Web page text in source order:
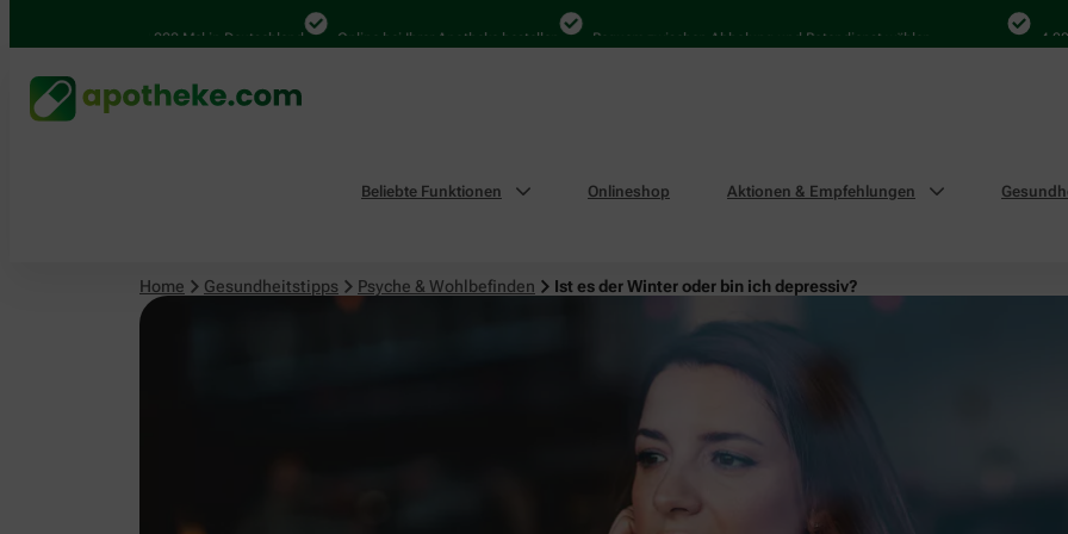
4.000 Mal in Deutschland Online bei Ihrer Apotheke bestellen Bequem zwischen Abholung und Botendienst wählen 4.000
Beliebte Funktionen Onlineshop Aktionen & Empfehlungen
Home Gesundheitstipps Psyche & Wohlbefinden Ist es der Winter oder bin ich depressiv?
Psyche & Wohlbefinden